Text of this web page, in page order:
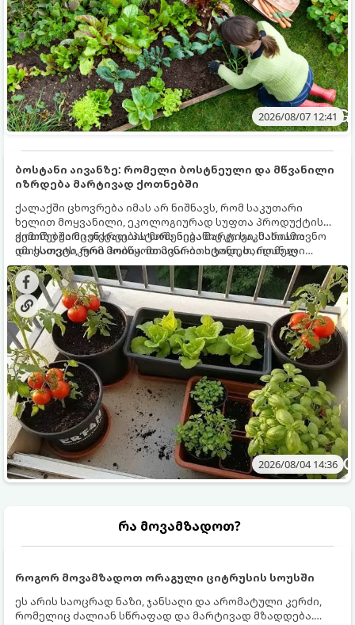
2026/08/07 12:41
ბოსტანი აივანზე: რომელი ბოსტნეული და მწვანილი
იზრდება მარტივად ქოთნებში
ქალაქში ცხოვრება იმას არ ნიშნავს, რომ საკუთარი
ხელით მოყვანილი, ეკოლოგიურად სუფთა პროდუქტის
გემოზე უარი თქვათ. პატარა აივანიც კი საკმარისია
იმისათვის, რომ მოიწყოთ მინი-ბოსტანი, საიდანაც
ყოველდღიურად ახალ, არომატულ მწვანილსა და
ბოსტნეულს მოკრეფთ.
ქოთნებში მცენარეების მოშენება მარტივი, სასიამოვნო
და ესთეტიკური ჰობია. მთავარია იცოდეთ, რომელი
კულტურები ეგუებიან ქოთნის პირობებს ყველაზე კარგად
და როგორ მოუაროთ მათ სწორად.
2026/08/04 14:36
რა მოვამზადოთ?
როგორ მოვამზადოთ ორაგული ციტრუსის სოუსში
ეს არის საოცრად ნაზი, ჯანსაღი და არომატული კერძი,
რომელიც ძალიან სწრაფად და მარტივად მზადდება.